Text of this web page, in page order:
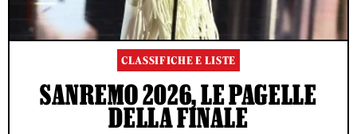
CLASSIFICHE E LISTE
SANREMO 2026, LE PAGELLE
DELLA FINALE